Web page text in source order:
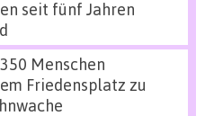
seit fünf Jahren
Menschen
Friedensplatz zu